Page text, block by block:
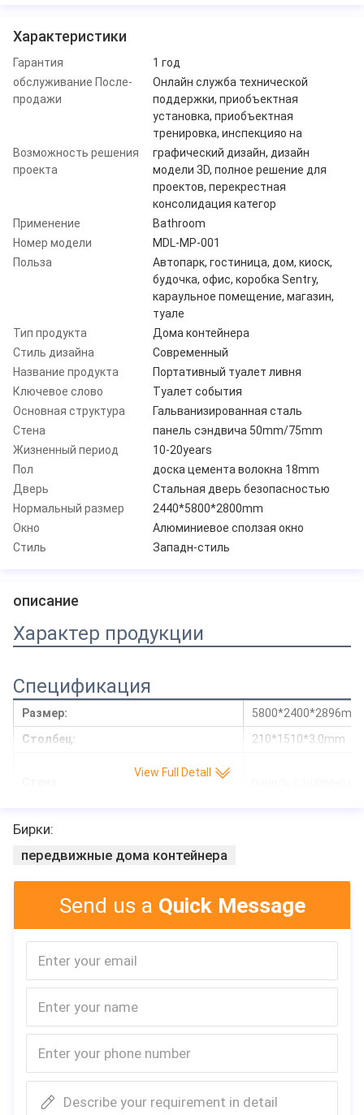
Характеристики
Гарантия
1 год
обслуживание После-
продажи
Онлайн служба технической
поддержки, приобъектная
установка, приобъектная
тренировка, инспекцияо на
Возможность решения
проекта
графический дизайн, дизайн
модели 3D, полное решение для
проектов, перекрестная
консолидация категор
Применение
Bathroom
Номер модели
MDL-MP-001
Польза
Автопарк, гостиница, дом, киоск,
будочка, офис, коробка Sentry,
караульное помещение, магазин,
туале
Тип продукта
Дома контейнера
Стиль дизайна
Современный
Название продукта
Портативный туалет ливня
Ключевое слово
Туалет события
Основная структура
Гальванизированная сталь
Стена
панель сэндвича 50mm/75mm
Жизненный период
10-20years
Пол
доска цемента волокна 18mm
Дверь
Стальная дверь безопасностью
Нормальный размер
2440*5800*2800mm
Окно
Алюминиевое сползая окно
Стиль
Западн-стиль
описание
Характер продукции
Спецификация
Размер:
5800*2400*2896mm
Столбец:
210*1510*3.0mm
Дверь:
дверь 0.426mm
Кожа цемента
Установите время:
Сопротивление землетрясения:
Ранг 8
Емкость нагрузки снега толя:
нагрузка толя:
Срок поставки:
Около 15-20
Загрузка контейнера:
8 sets/1*40HC
View Full Detall
Бирки:
передвижные дома контейнера
Send us a Quick Message
Describe your requirement in detail